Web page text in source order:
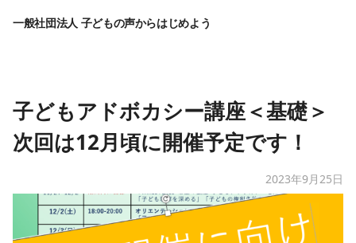
一般社団法人 子どもの声からはじめよう
子どもアドボカシー講座＜基礎＞
次回は12月頃に開催予定です！
2023年9月25日